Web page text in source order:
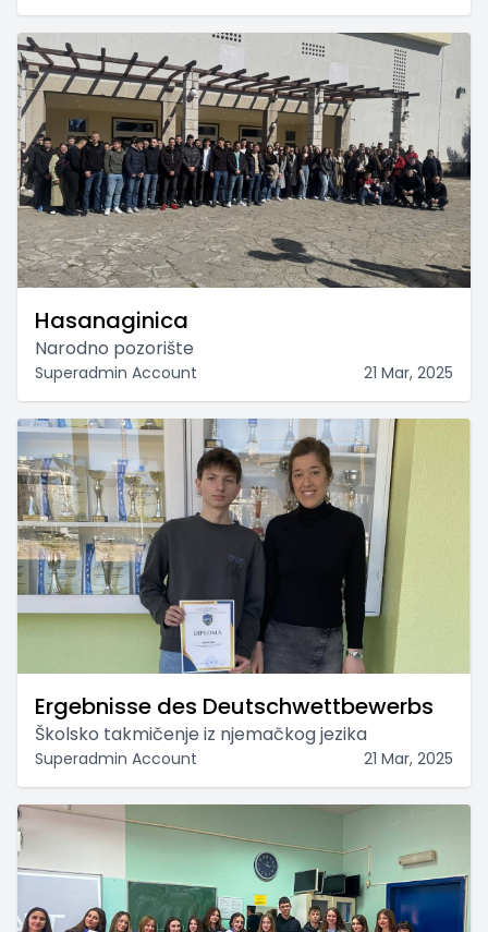
Hasanaginica
Narodno pozorište
Superadmin Account 21 Mar, 2025
Ergebnisse des Deutschwettbewerbs
Školsko takmičenje iz njemačkog jezika
Superadmin Account 21 Mar, 2025